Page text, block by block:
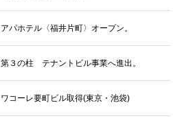
アパホテル〈福井片町〉オープン。
第３の柱 テナントビル事業へ進出。
ワコーレ要町ビル取得(東京・池袋)